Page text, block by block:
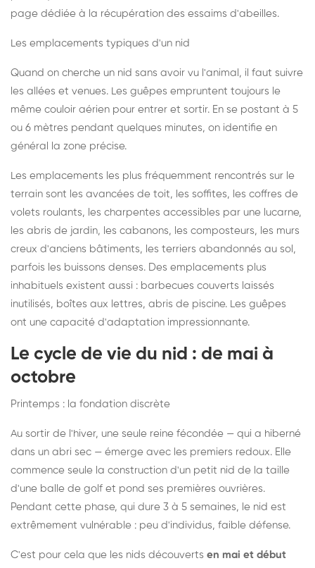
page dédiée à la récupération des essaims d'abeilles.
Les emplacements typiques d'un nid
Quand on cherche un nid sans avoir vu l'animal, il faut suivre
les allées et venues. Les guêpes empruntent toujours le
même couloir aérien pour entrer et sortir. En se postant à 5
ou 6 mètres pendant quelques minutes, on identifie en
général la zone précise.
Les emplacements les plus fréquemment rencontrés sur le
terrain sont les avancées de toit, les soffites, les coffres de
volets roulants, les charpentes accessibles par une lucarne,
les abris de jardin, les cabanons, les composteurs, les murs
creux d'anciens bâtiments, les terriers abandonnés au sol,
parfois les buissons denses. Des emplacements plus
inhabituels existent aussi : barbecues couverts laissés
inutilisés, boîtes aux lettres, abris de piscine. Les guêpes
ont une capacité d'adaptation impressionnante.
Le cycle de vie du nid : de mai à
octobre
Printemps : la fondation discrète
Au sortir de l'hiver, une seule reine fécondée — qui a hiberné
dans un abri sec — émerge avec les premiers redoux. Elle
commence seule la construction d'un petit nid de la taille
d'une balle de golf et pond ses premières ouvrières.
Pendant cette phase, qui dure 3 à 5 semaines, le nid est
extrêmement vulnérable : peu d'individus, faible défense.
C'est pour cela que les nids découverts en mai et début